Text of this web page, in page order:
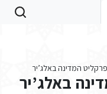
המדינה באלג’יר
באלג’יר